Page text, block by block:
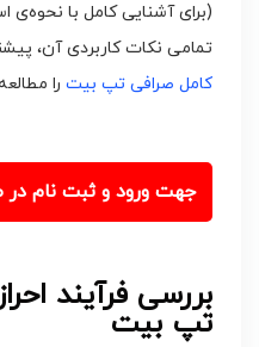
(برای آشنایی کامل با نحوه‌ی
تمامی نکات کاربردی آن،
کامل صرافی تپ بیت را
جهت ورود و ثبت نام
بررسی فرآیند
تپ بیت